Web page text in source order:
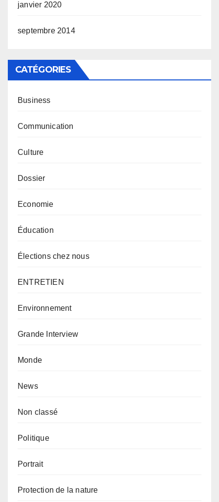
janvier 2020
septembre 2014
CATÉGORIES
Business
Communication
Culture
Dossier
Economie
Éducation
Élections chez nous
ENTRETIEN
Environnement
Grande Interview
Monde
News
Non classé
Politique
Portrait
Protection de la nature